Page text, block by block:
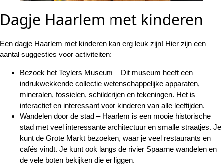
Dagje Haarlem met kinderen
Een dagje Haarlem met kinderen kan erg leuk zijn! Hier zijn een
aantal suggesties voor activiteiten:
Bezoek het Teylers Museum – Dit museum heeft een
indrukwekkende collectie wetenschappelijke apparaten,
mineralen, fossielen, schilderijen en tekeningen. Het is
interactief en interessant voor kinderen van alle leeftijden.
Wandelen door de stad – Haarlem is een mooie historische
stad met veel interessante architectuur en smalle straatjes. Je
kunt de Grote Markt bezoeken, waar je veel restaurants en
cafés vindt. Je kunt ook langs de rivier Spaarne wandelen en
de vele boten bekijken die er liggen.